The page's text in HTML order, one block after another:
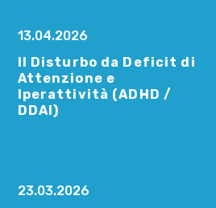
13.04.2026
Il Disturbo da Deficit di
Attenzione e
Iperattività (ADHD /
DDAI)
23.03.2026